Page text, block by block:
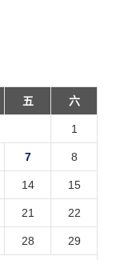
五 六
1
7 8
14 15
21 22
28 29